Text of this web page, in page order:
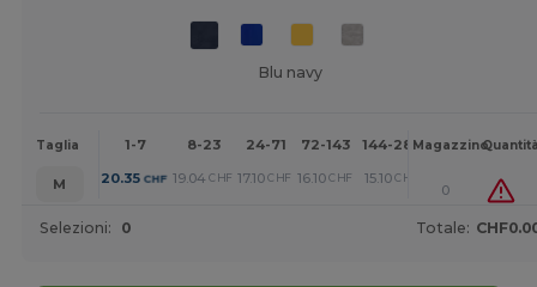
Blu navy
Taglia 1-7 8-23 24-71 72-143 144-287 288 + Altri
Magazzino
M 20.35 CHF 19.04 CHF 17.10 CHF 16.10 CHF 15.10 CHF +
0
Selezioni: 0 Totale: